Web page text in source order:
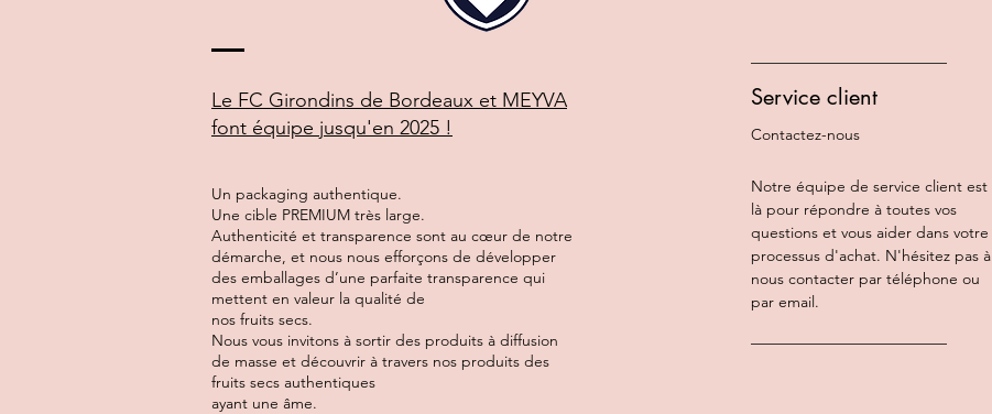
Le FC Girondins de Bordeaux et MEYVA
font équipe jusqu'en 2025 !
Un packaging authentique.
Une cible PREMIUM très large.
Authenticité et transparence sont au cœur de notre
démarche, et nous nous efforçons de développer
des emballages d’une parfaite transparence qui
mettent en valeur la qualité de
nos fruits secs.
Nous vous invitons à sortir des produits à diffusion
de masse et découvrir à travers nos produits des
fruits secs authentiques
ayant une âme.
Service client
Contactez-nous
Notre équipe de service client est
là pour répondre à toutes vos
questions et vous aider dans votre
processus d'achat. N'hésitez pas à
nous contacter par téléphone ou
par email.